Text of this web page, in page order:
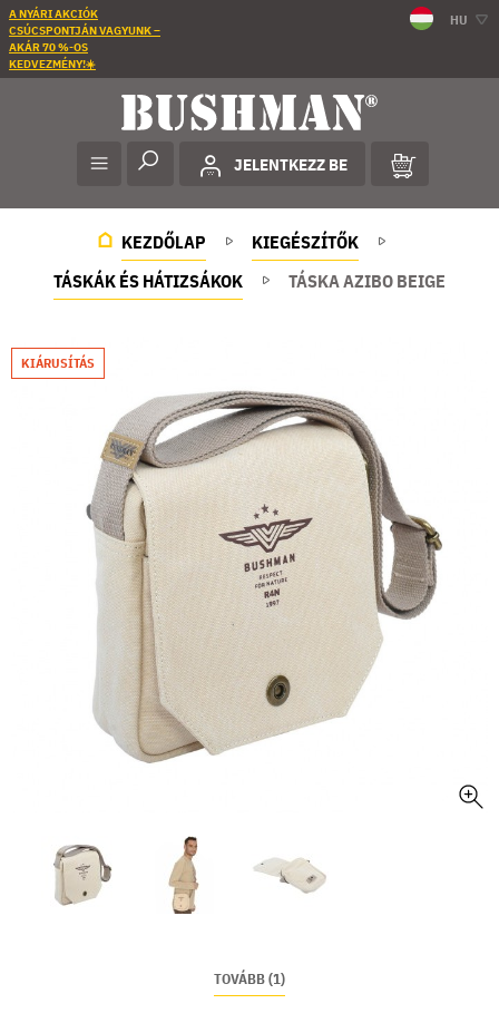
A NYÁRI AKCIÓK
CSÚCSPONTJÁN VAGYUNK –
AKÁR 70 %-OS
KEDVEZMÉNY!☀️
HU
JELENTKEZZ BE
KEZDŐLAP
KIEGÉSZÍTŐK
TÁSKÁK ÉS HÁTIZSÁKOK
TÁSKA AZIBO BEIGE
KIÁRUSÍTÁS
TOVÁBB (1)